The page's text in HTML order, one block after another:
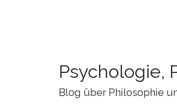
Psychologie,
Blog über Philosophie